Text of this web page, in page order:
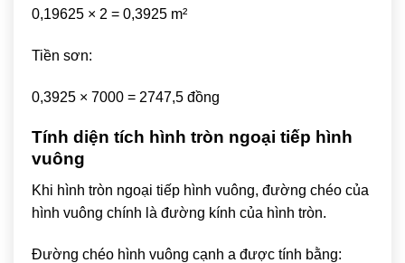
0,19625 × 2 = 0,3925 m²
Tiền sơn:
0,3925 × 7000 = 2747,5 đồng
Tính diện tích hình tròn ngoại tiếp hình
vuông
Khi hình tròn ngoại tiếp hình vuông, đường chéo của
hình vuông chính là đường kính của hình tròn.
Đường chéo hình vuông cạnh a được tính bằng: